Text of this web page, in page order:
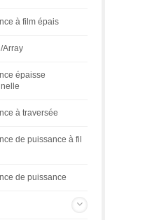
à film épais
Array
épaisse
à traversée
de puissance à fil
de puissance